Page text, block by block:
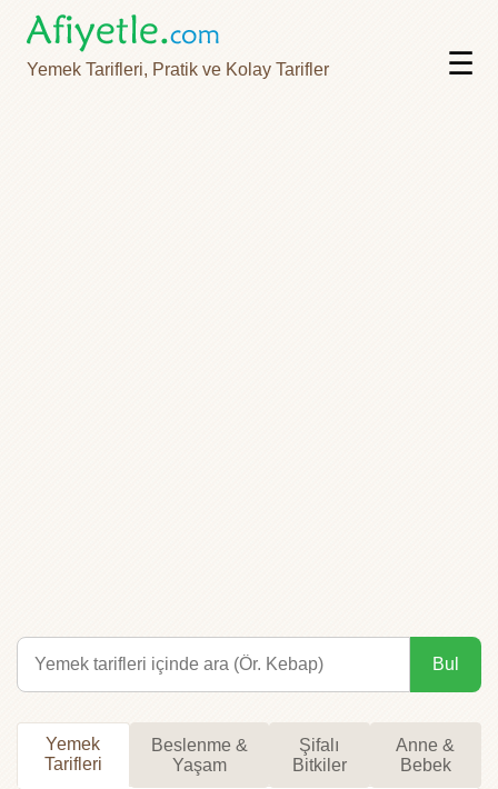
Yemek Tarifleri, Pratik ve Kolay Tarifler ☰
Bul
Yemek
Tarifleri
Beslenme &
Yaşam
Şifalı
Bitkiler
Anne &
Bebek